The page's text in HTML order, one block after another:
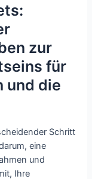
zur
für
und die
Schritt
eine
und
Ihre